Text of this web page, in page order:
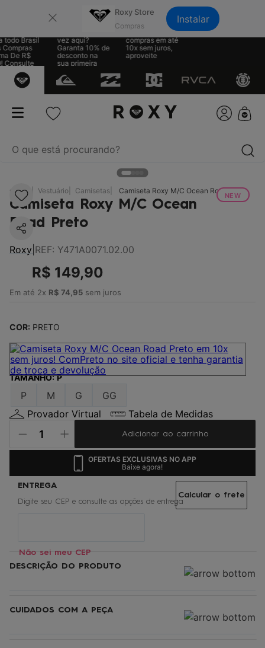
Roxy Store
Instalar
todo Brasil
Compras
De R$
Consulte
vez aqui?
Garanta 10% de
desconto na
sua primeira
Parcele suas
compras em até
10x sem juros,
aproveite
NEW
RX Vestuário Camisetas Camiseta Roxy M/C Ocean Road Preto
Camiseta Roxy M/C Ocean
Road Preto
Roxy REF: Y471A0071.02.00
R$ 149,90
Em até 2x R$ 74 95 sem juros
COR: PRETO
TAMANHO: P
P M G
GG
Provador Virtual
Tabela de Medidas
Adicionar ao carrinho
OFERTAS EXCLUSIVAS NO APP
Baixe agora!
Não sei meu CEP
Calcular o frete
DESCRIÇÃO DO PRODUTO
CUIDADOS COM A PEÇA
termos mais buscados
1º
biquíni
2º
mochila
3º
moletom
jaqueta
5 º
maio
7º
boardshort
8º
vestido
9º
gorro
10
calça